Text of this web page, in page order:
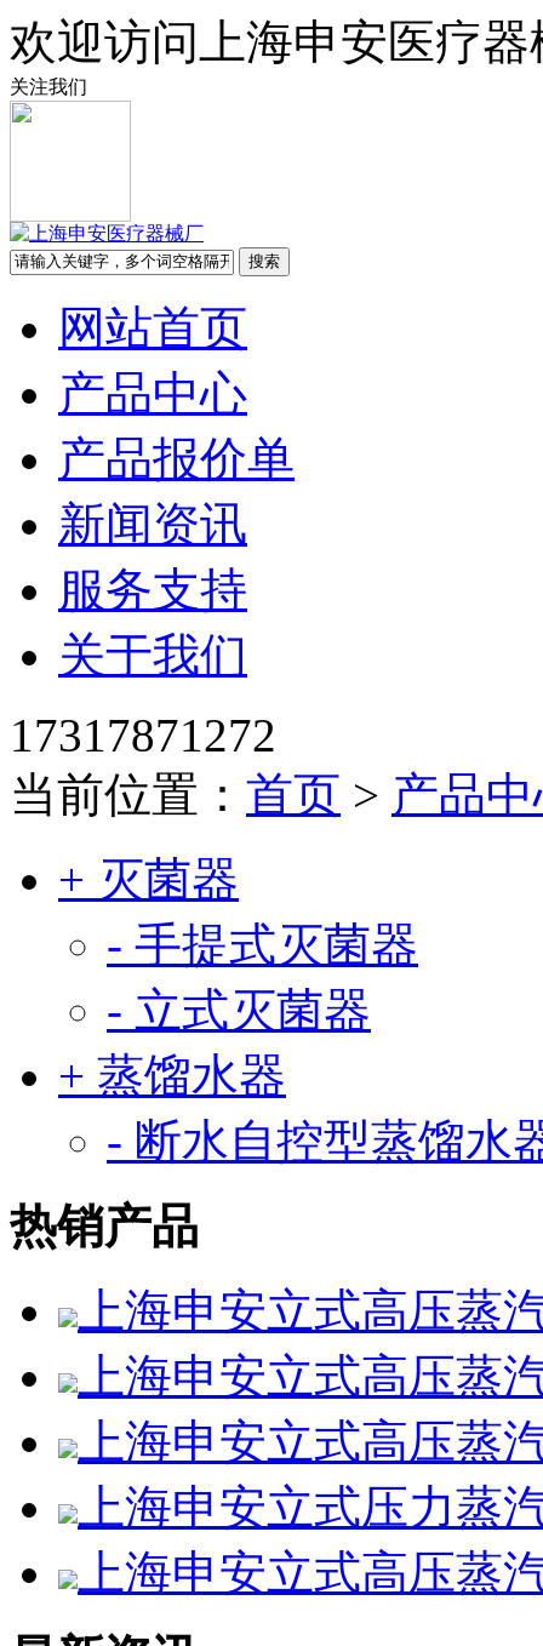
欢迎访问上海申安医疗
关注我们
网站首页
产品中心
产品报价单
新闻资讯
服务支持
关于我们
17317871272
当前位置： 首页 > 产品
+ 灭菌器
- 手提式灭菌器
- 立式灭菌器
+ 蒸馏水器
- 断水自控型蒸馏水
热销产品
上海申安立式高压蒸
上海申安立式高压蒸
上海申安立式高压蒸
上海申安立式压力蒸
上海申安立式高压蒸